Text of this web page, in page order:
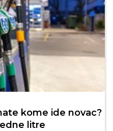
kome ide novac?
litre